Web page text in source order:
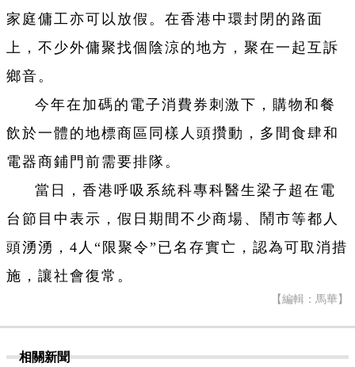
家庭傭工亦可以放假。在香港中環封閉的路面
上，不少外傭聚找個陰涼的地方，聚在一起互訴
鄉音。
今年在加碼的電子消費券刺激下，購物和餐
飲於一體的地標商區同樣人頭攢動，多間食肆和
電器商鋪門前需要排隊。
當日，香港呼吸系統科專科醫生梁子超在電
台節目中表示，假日期間不少商場、鬧市等都人
頭湧湧，4人“限聚令”已名存實亡，認為可取消措
施，讓社會復常。
【編輯：馬華】
相關新聞